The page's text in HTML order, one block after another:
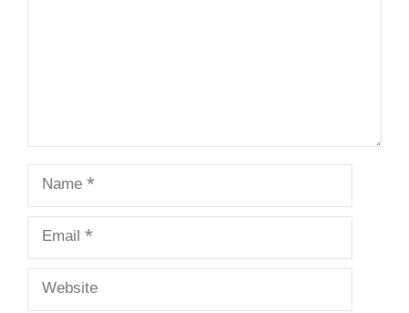
Name
Email
Website